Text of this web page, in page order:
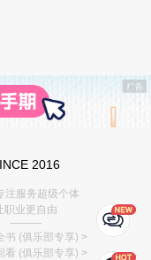
2016
注服务超级个体
职业更自由
———
书 (俱乐部专享) >
看 (俱乐部专享) >